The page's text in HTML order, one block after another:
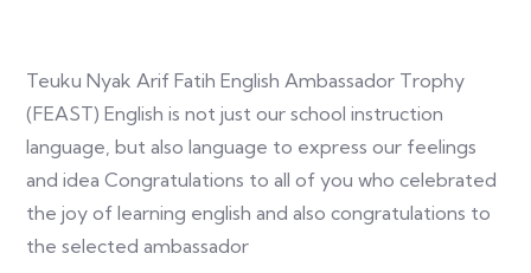
Teuku Nyak Arif Fatih English Ambassador Trophy
(FEAST) English is not just our school instruction
language, but also language to express our feelings
and idea Congratulations to all of you who celebrated
the joy of learning english and also congratulations to
the selected ambassador